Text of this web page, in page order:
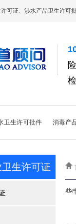
可证、涉水产品卫生许可
卫生许可批件 消毒产
生许可证
些